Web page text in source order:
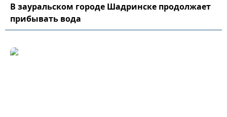
В зауральском городе Шадринске продолжает
прибывать вода